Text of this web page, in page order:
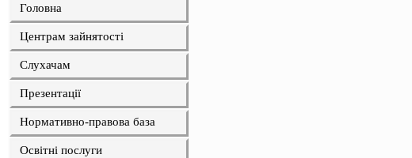
Головна
Центрам зайнятості
Слухачам
Презентації
Нормативно-правова база
Освітні послуги